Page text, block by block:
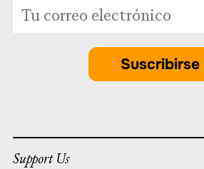
indicates
Dirección
de
Suscribirse
Support Us